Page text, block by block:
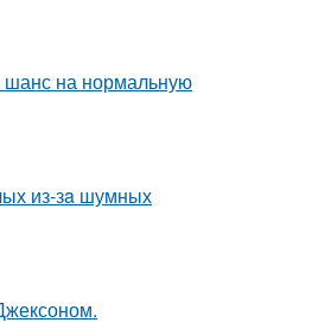
шанс на нормальную
из-зa шумных